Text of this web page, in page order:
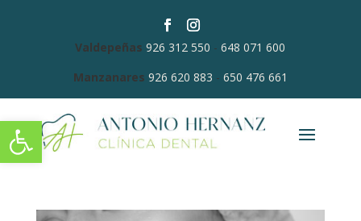
Abrir barra de herramientas
Valdepeñas 926 312 550 -648 071 600
Manzanares 926 620 883 - 650 476 661